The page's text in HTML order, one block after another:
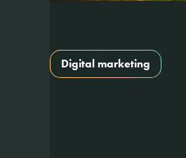
Digital marketing